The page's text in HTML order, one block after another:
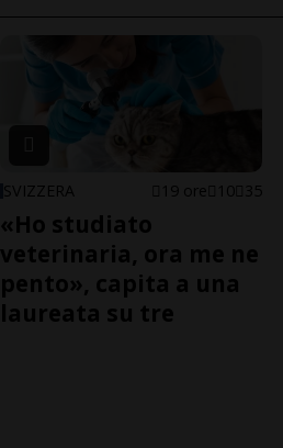
SVIZZERA 19 ore 10 35
«Ho studiato
veterinaria, ora me ne
pento», capita a una
laureata su tre